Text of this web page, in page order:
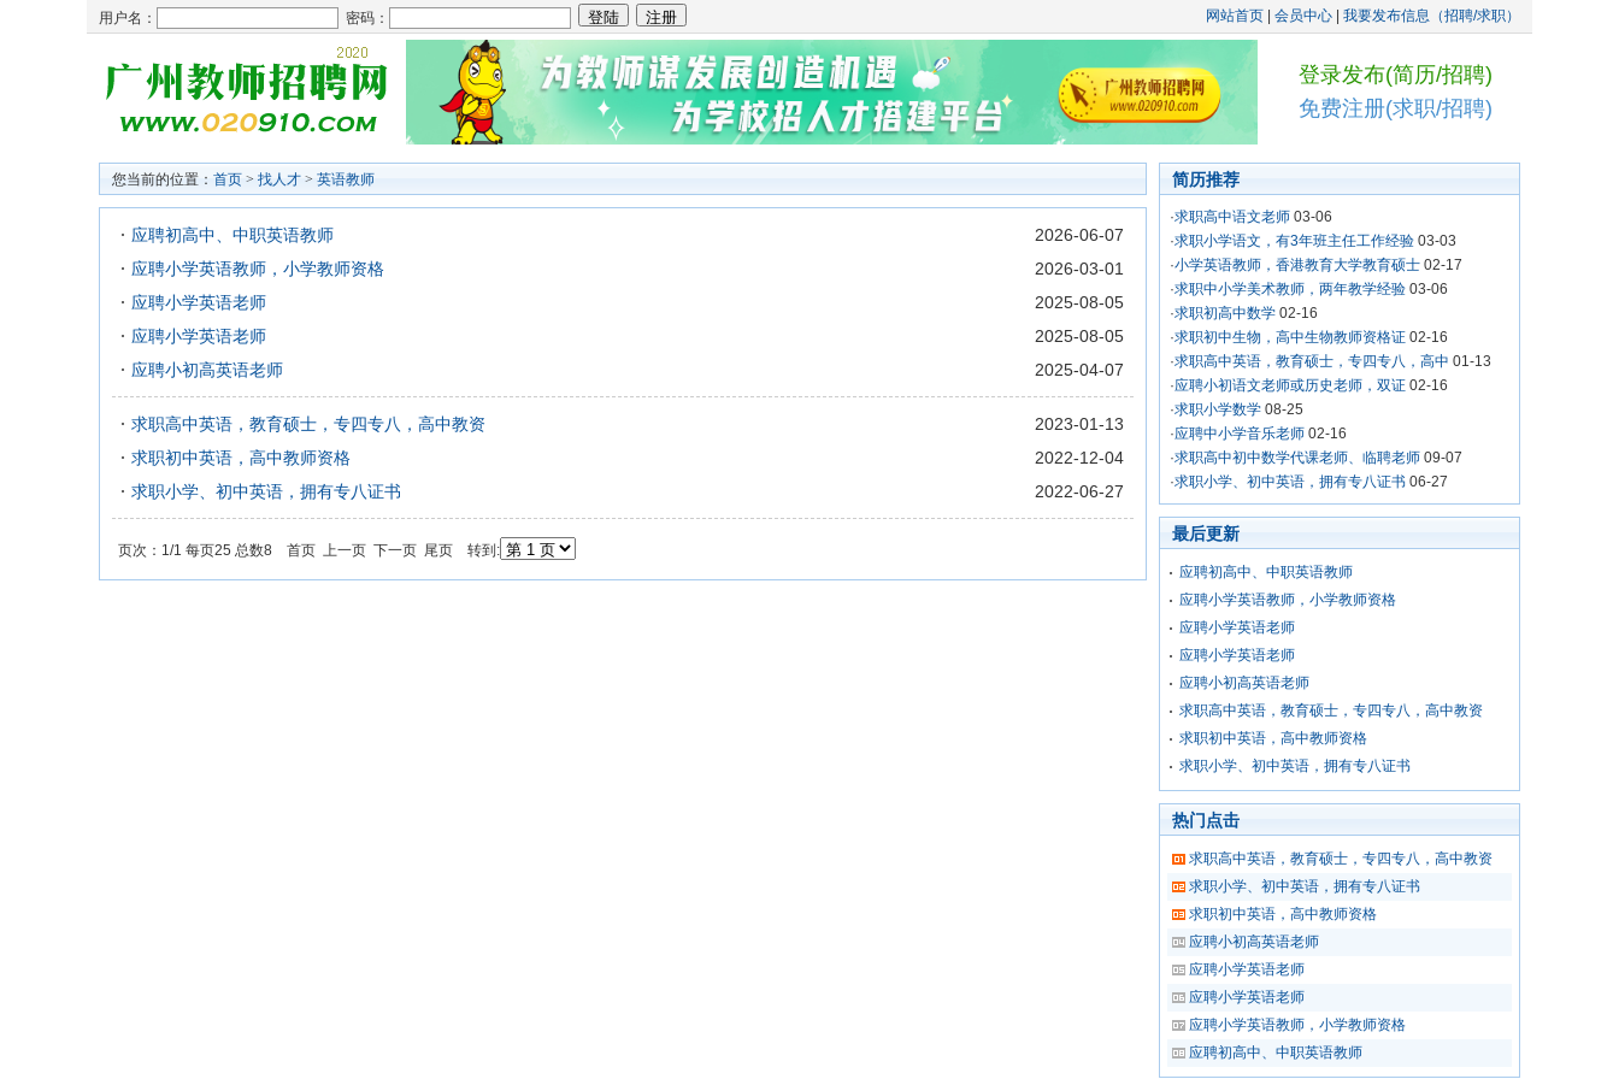
用户名： 密码： 网站首页 会员中心 我要发布信息（招聘/求职）
登录发布(简历/招聘)
免费注册(求职/招聘)
您当前的位置： 首页 > 找人才 > 英语教师
应聘初高中、中职英语教师
2026-06-07
应聘小学英语教师，小学教师资格
2026-03-01
应聘小学英语老师
2025-08-05
应聘小学英语老师
2025-08-05
应聘小初高英语老师
2025-04-07
求职高中英语，教育硕士，专四专八，高中教资
2023-01-13
求职初中英语，高中教师资格
2022-12-04
求职小学、初中英语，拥有专八证书
2022-06-27
页次：1/1 每页25 总数8 首页 上一页 下一页 尾页 转到:
简历推荐
·求职高中语文老师 03-06
·求职小学语文，有3年班主任工作经验 03-03
·小学英语教师，香港教育大学教育硕士 02-17
·求职中小学美术教师，两年教学经验 03-06
·求职初高中数学 02-16
·求职初中生物，高中生物教师资格证 02-16
·求职高中英语，教育硕士，专四专八，高中 01-13
·应聘小初语文老师或历史老师，双证 02-16
·求职小学数学 08-25
·应聘中小学音乐老师 02-16
·求职高中初中数学代课老师、临聘老师 09-07
·求职小学、初中英语，拥有专八证书 06-27
最后更新
应聘初高中、中职英语教师
应聘小学英语教师，小学教师资格
应聘小学英语老师
应聘小学英语老师
应聘小初高英语老师
求职高中英语，教育硕士，专四专八，高中教资
求职初中英语，高中教师资格
求职小学、初中英语，拥有专八证书
热门点击
求职高中英语，教育硕士，专四专八，高中教资
求职小学、初中英语，拥有专八证书
求职初中英语，高中教师资格
应聘小初高英语老师
应聘小学英语老师
应聘小学英语老师
应聘小学英语教师，小学教师资格
应聘初高中、中职英语教师